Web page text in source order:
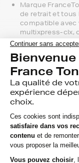
Marque
de retrait et tous
compatible avec
multixpress-clx,
et prix et nous
compatibles,
modèle et la
Gamme 1er Prix
samsung
sont ceux de
Marque
magasin,
directement
Si vous avez